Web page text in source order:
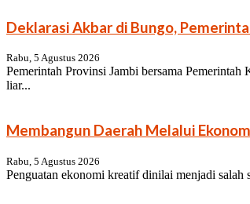
Deklarasi Akbar di Bungo,
Rabu, 5 Agustus 2026
Pemerintah Provinsi Jambi bersama
liar...
Membangun Daerah Melalui
Rabu, 5 Agustus 2026
Penguatan ekonomi kreatif dinilai menjadi